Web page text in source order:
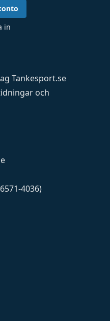
Tankesport.se
och
4036)
in